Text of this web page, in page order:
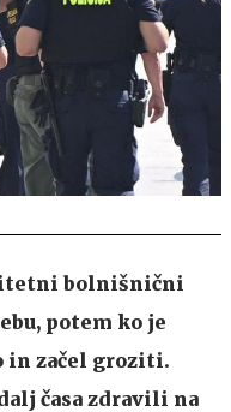
bolnišnični
potem ko je
in začel groziti.
časa zdravili na